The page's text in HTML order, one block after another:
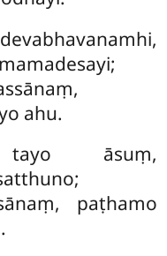
ahu.
tayo āsuṃ,
paṭhamo